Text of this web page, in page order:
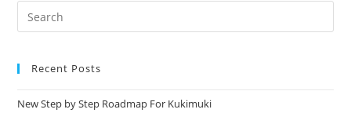
Recent Posts
New Step by Step Roadmap For Kukimuki